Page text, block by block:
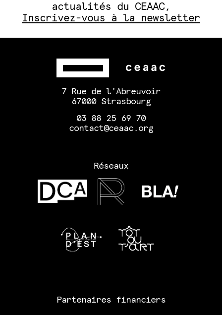
actualités du CEAAC,
Inscrivez-vous à la newsletter
7 Rue de l'Abreuvoir
67000 Strasbourg
03 88 25 69 70
contact@ceaac.org
Réseaux
Partenaires financiers